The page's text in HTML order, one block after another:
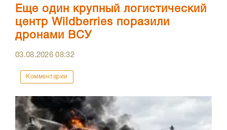
Еще один крупный логистический
центр Wildberries поразили
дронами ВСУ
03.08.202608:32
Комментарии